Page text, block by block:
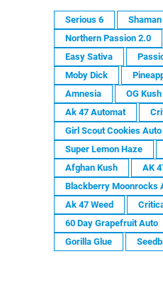
Serious 6
Northern Passion 2.0
Easy Sativa
Moby Dick
Amnesia
OG Kush
Ak 47 Automat
Girl Scout Cookies Auto
Super Lemon Haze
Afghan Kush
AK
Blackberry Moonrocks
Ak 47 Weed
60 Day Grapefruit Auto
Gorilla Glue